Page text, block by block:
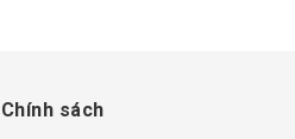
Chính sách